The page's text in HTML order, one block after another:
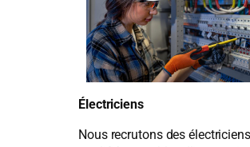
Électriciens
Nous recrutons des électriciens